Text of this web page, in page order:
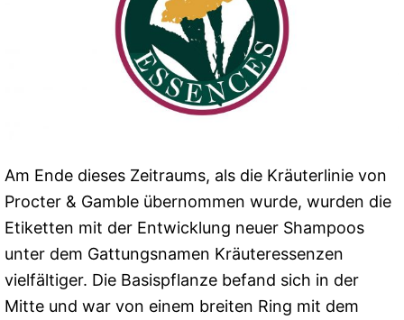
Am Ende dieses Zeitraums, als die Kräuterlinie von
Procter & Gamble übernommen wurde, wurden die
Etiketten mit der Entwicklung neuer Shampoos
unter dem Gattungsnamen Kräuteressenzen
vielfältiger. Die Basispflanze befand sich in der
Mitte und war von einem breiten Ring mit dem